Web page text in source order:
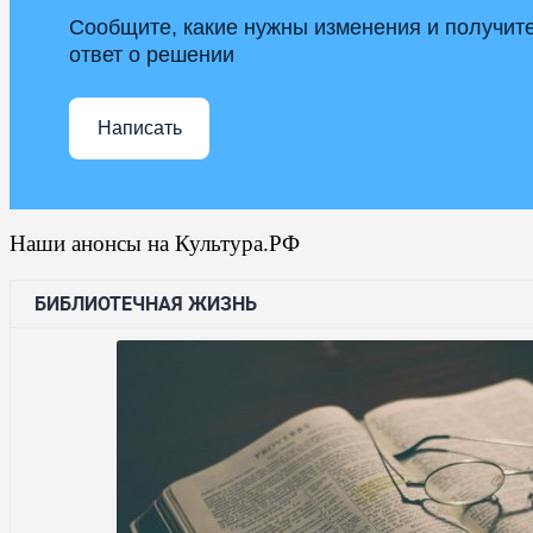
Сообщите, какие нужны изменения и
ответ о решении
Написать
Наши анонсы на Культура.РФ